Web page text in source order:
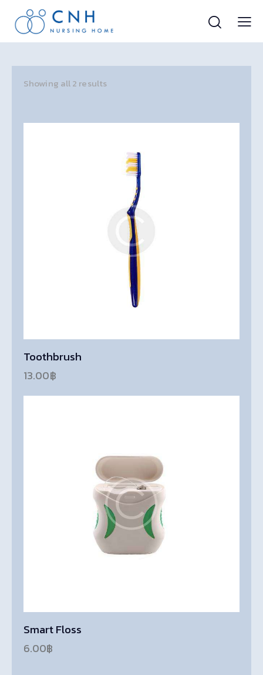
Showing all 2 results
Toothbrush
13.00฿
Smart Floss
6.00฿